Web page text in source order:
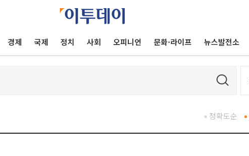
경제 국제 정치 사회 오피니언 문화·라이프 뉴스발전소
정확도순